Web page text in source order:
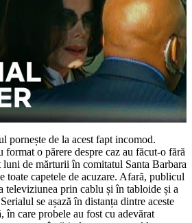
pornește de la acest fapt incomod.
format o părere despre caz au făcut-o fără
luni de mărturii în comitatul Santa Barbara
toate capetele de acuzare. Afară, publicul
televiziunea prin cablu și în tabloide și a
se așază în distanța dintre aceste
în care probele au fost cu adevărat